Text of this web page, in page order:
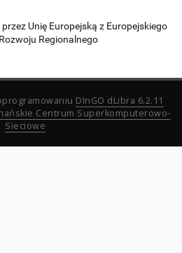
Unię Europejską z Europejskiego
Regionalnego
DInGO dLibra 6.2.11
Centrum Superkomputerowo-
Sieciowe